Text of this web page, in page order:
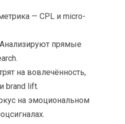
— CPL и micro-
Анализируют прямые
на вовлечённость,
brand lift.
на эмоциональном